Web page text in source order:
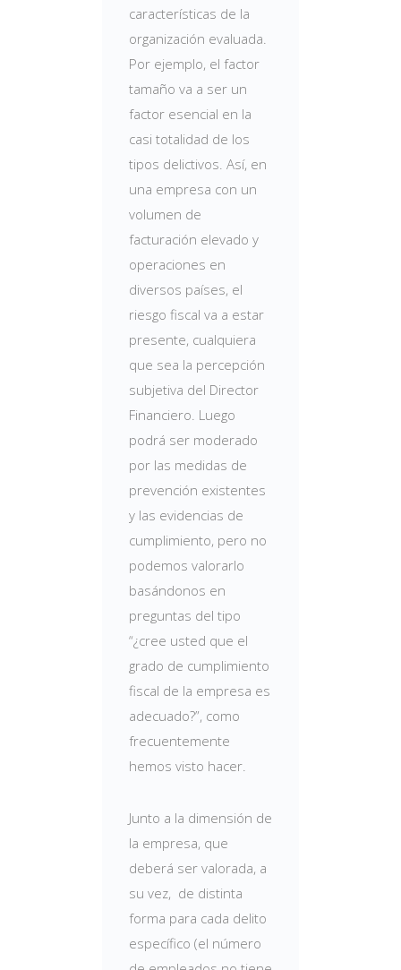
características de la
organización evaluada.
Por ejemplo, el factor
tamaño va a ser un
factor esencial en la
casi totalidad de los
tipos delictivos. Así, en
una empresa con un
volumen de
facturación elevado y
operaciones en
diversos países, el
riesgo fiscal va a estar
presente, cualquiera
que sea la percepción
subjetiva del Director
Financiero. Luego
podrá ser moderado
por las medidas de
prevención existentes
y las evidencias de
cumplimiento, pero no
podemos valorarlo
basándonos en
preguntas del tipo
“¿cree usted que el
grado de cumplimiento
fiscal de la empresa es
adecuado?”, como
frecuentemente
hemos visto hacer.
Junto a la dimensión de
la empresa, que
deberá ser valorada, a
su vez, de distinta
forma para cada delito
específico (el número